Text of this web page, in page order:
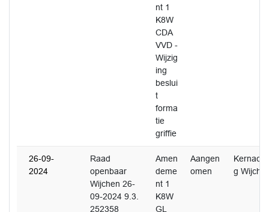
nt 1
K8W
CDA
VVD -
Wijzig
ing
beslui
t
forma
tie
griffie
26-09-
2024
Raad
openbaar
Wijchen 26-
09-2024 9.3.
252358
Amen
deme
nt 1
K8W
GL
Aangen
omen
Kernachti
g